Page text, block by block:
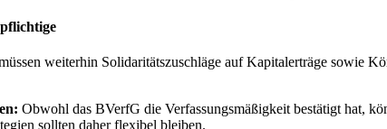
weiterhin Solidaritätszuschläge auf Kapitalerträge sowie
Obwohl das BVerfG die Verfassungsmäßigkeit bestätigt hat,
sollten daher flexibel bleiben.